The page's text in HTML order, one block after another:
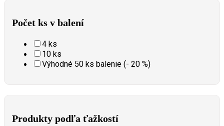
Počet ks v balení
4 ks
10 ks
Výhodné 50 ks balenie (- 20 %)
Produkty podľa ťažkostí